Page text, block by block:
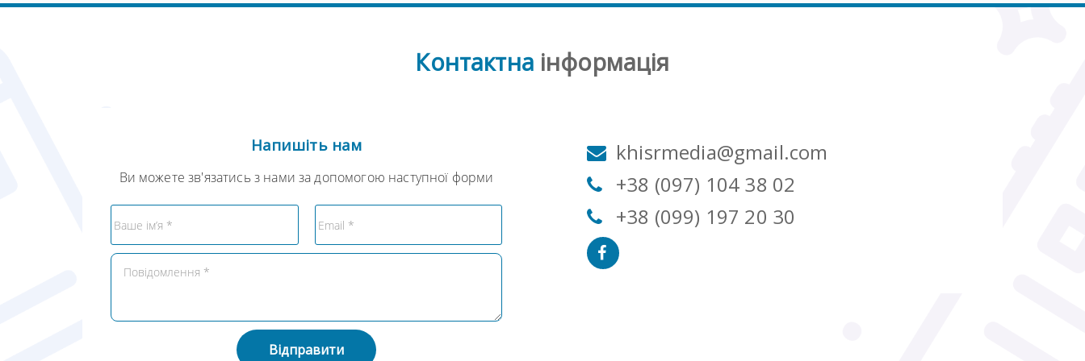
Контактна інформація
Напишіть нам
Ви можете зв'язатись з нами за допомогою наступної форми
Відправити
khisrmedia@gmail.com
+38 (097) 104 38 02
+38 (099) 197 20 30